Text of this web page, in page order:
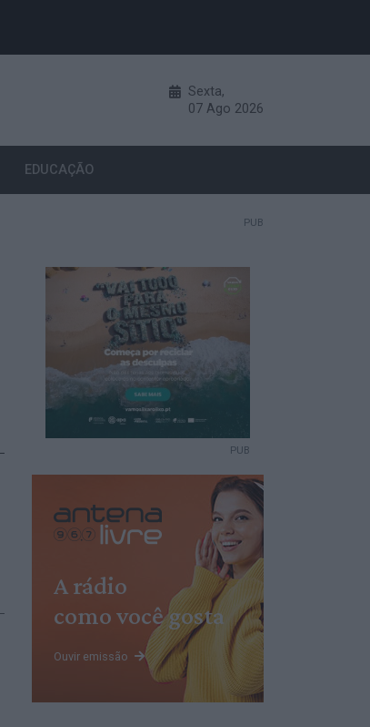
Sexta,
07 Ago 2026
EDUCAÇÃO
PUB
PUB
A rádio
como você gosta
Ouvir emissão